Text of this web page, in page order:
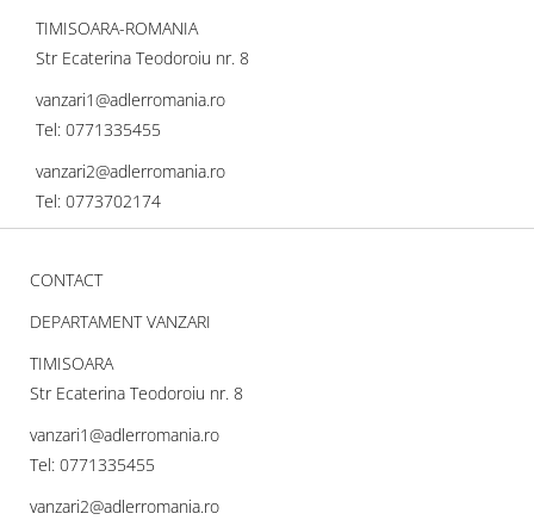
TIMISOARA-ROMANIA
Str Ecaterina Teodoroiu nr. 8
vanzari1@adlerromania.ro
Tel: 0771335455
vanzari2@adlerromania.ro
Tel: 0773702174
CONTACT
DEPARTAMENT VANZARI
TIMISOARA
Str Ecaterina Teodoroiu nr. 8
vanzari1@adlerromania.ro
Tel: 0771335455
vanzari2@adlerromania.ro